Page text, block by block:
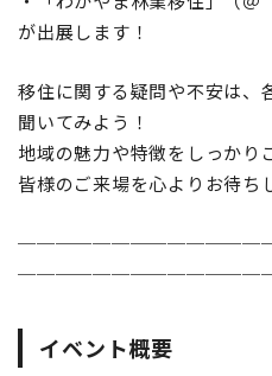
が出展します！
移住に関する疑問や不安は、
聞いてみよう！
地域の魅力や特徴をしっかり
皆様のご来場を心よりお待ち
イベント概要